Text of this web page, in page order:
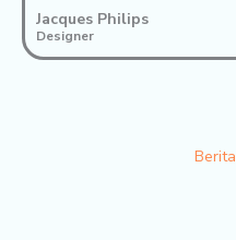
Jacques Philips
Designer